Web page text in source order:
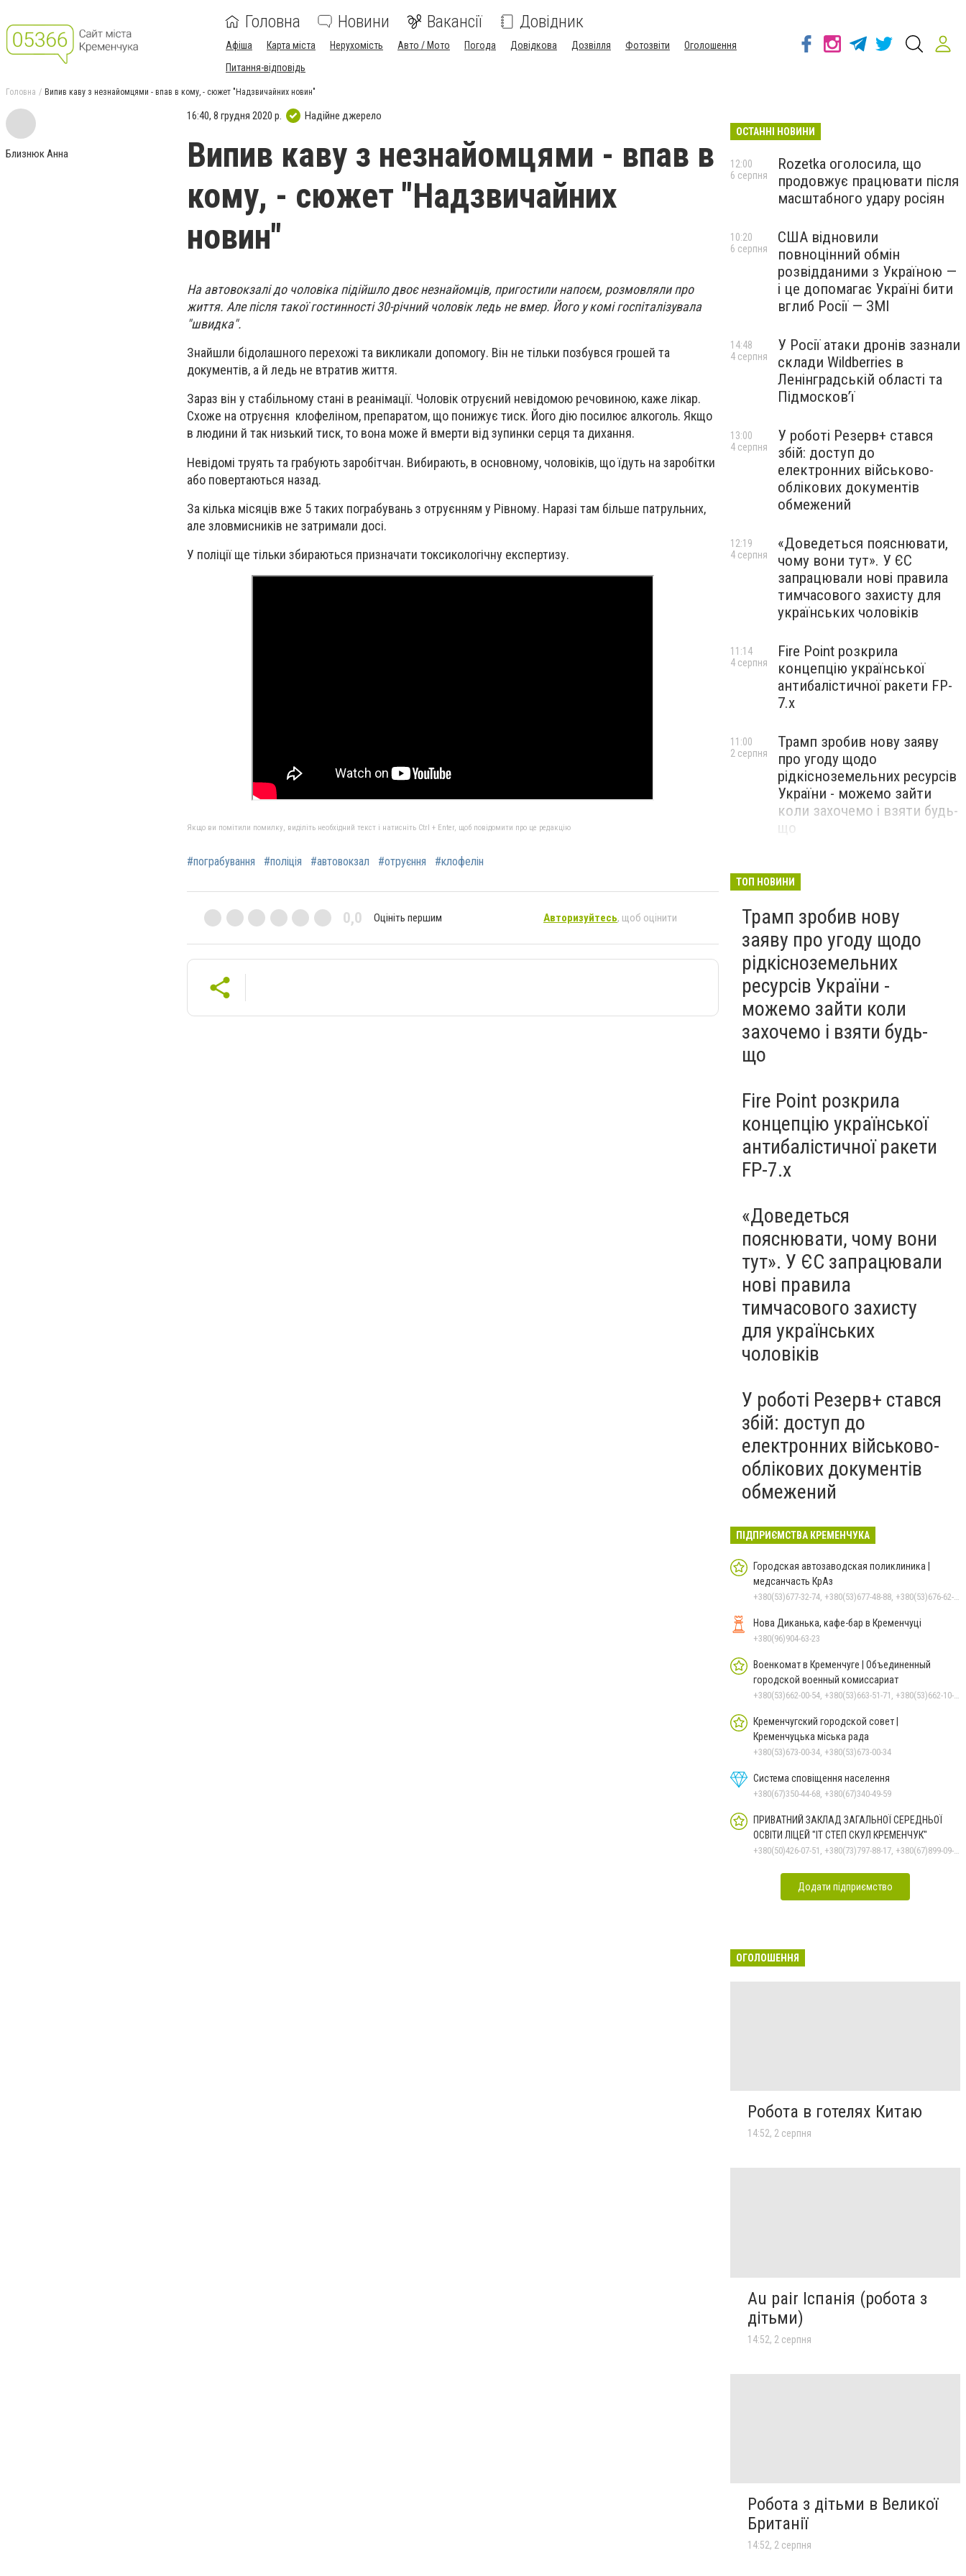
Головна Новини Вакансії Довідник
Афіша Карта міста Нерухомість Авто / Мото Погода Довідкова Дозвілля Фотозвіти
Оголошення
Питання-відповідь
Головна Випив каву з незнайомцями - впав в кому, - сюжет "Надзвичайних новин"
Близнюк Анна
16:40, 8 грудня 2020 р. Надійне джерело
Випив каву з незнайомцями - впав в
кому, - сюжет "Надзвичайних
новин"
На автовокзалі до чоловіка підійшло двоє незнайомців, пригостили напоєм, розмовляли про
життя. Але після такої гостинності 30-річний чоловік ледь не вмер. Його у комі госпіталізувала
"швидка".
Знайшли бідолашного перехожі та викликали допомогу. Він не тільки позбувся грошей та
документів, а й ледь не втратив життя.
Зараз він у стабільному стані в реанімації. Чоловік отруєний невідомою речовиною, каже лікар.
Схоже на отруєння клофеліном, препаратом, що понижує тиск. Його дію посилює алкоголь. Якщо
в людини й так низький тиск, то вона може й вмерти від зупинки серця та дихання.
Невідомі труять та грабують заробітчан. Вибирають, в основному, чоловіків, що їдуть на заробітки
або повертаються назад.
За кілька місяців вже 5 таких пограбувань з отруєнням у Рівному. Наразі там більше патрульних,
але зловмисників не затримали досі.
У поліції ще тільки збираються призначати токсикологічну експертизу.
Якщо ви помітили помилку, виділіть необхідний текст і натисніть Ctrl + Enter, щоб повідомити про це редакцію
#пограбування #поліція #автовокзал #отруєння #клофелін
0,0 Оцініть першим Авторизуйтесь, щоб оцінити
ОСТАННІ НОВИНИ
Rozetka оголосила, що
продовжує працювати після
масштабного удару росіян
12:00
6 серпня
США відновили
повноцінний обмін
розвідданими з Україною —
і це допомагає Україні бити
вглиб Росії — ЗМІ
10:20
6 серпня
У Росії атаки дронів зазнали
склади Wildberries в
Ленінградській області та
Підмосков’ї
14:48
4 серпня
У роботі Резерв+ стався
збій: доступ до
електронних військово-
облікових документів
обмежений
13:00
4 серпня
«Доведеться пояснювати,
чому вони тут». У ЄС
запрацювали нові правила
тимчасового захисту для
українських чоловіків
12:19
4 серпня
Fire Point розкрила
концепцію української
антибалістичної ракети FP-
7.x
11:14
4 серпня
Трамп зробив нову заяву
про угоду щодо
рідкісноземельних ресурсів
України - можемо зайти
коли захочемо і взяти будь-
що
11:00
2 серпня
призов”: ДБР проводить
ТЦК по всій Україні
31 липня
ТОП НОВИНИ
Трамп зробив нову
заяву про угоду щодо
рідкісноземельних
ресурсів України -
можемо зайти коли
захочемо і взяти будь-
що
Fire Point розкрила
концепцію української
антибалістичної ракети
FP-7.x
«Доведеться
пояснювати, чому вони
тут». У ЄС запрацювали
нові правила
тимчасового захисту
для українських
чоловіків
У роботі Резерв+ стався
збій: доступ до
електронних військово-
облікових документів
обмежений
ПІДПРИЄМСТВА КРЕМЕНЧУКА
Городская автозаводская поликлиника |
медсанчасть КрАз
+380(53)677-32-74, +380(53)677-48-88, +380(53)676-62-99, +380536766187
Нова Диканька, кафе-бар в Кременчуці
+380(96)904-63-23
Военкомат в Кременчуге | Объединенный
городской военный комиссариат
+380(53)662-00-54, +380(53)663-51-71, +380(53)662-10-35
Кременчугский городской совет |
Кременчуцька міська рада
+380(53)673-00-34, +380(53)673-00-34
Система сповіщення населення
+380(67)350-44-68, +380(67)340-49-59
ПРИВАТНИЙ ЗАКЛАД ЗАГАЛЬНОЇ СЕРЕДНЬОЇ
ОСВІТИ ЛІЦЕЙ "ІТ СТЕП СКУЛ КРЕМЕНЧУК"
+380(50)426-07-51, +380(73)797-88-17, +380(67)899-09-16
Додати підприємство
ОГОЛОШЕННЯ
Робота в готелях Китаю
14:52, 2 серпня
Au pair Іспанія (робота з
дітьми)
14:52, 2 серпня
Робота з дітьми в Великої
Британії
14:52, 2 серпня